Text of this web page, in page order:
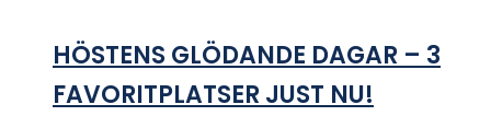
HÖSTENS GLÖDANDE DAGAR – 3
FAVORITPLATSER JUST NU!